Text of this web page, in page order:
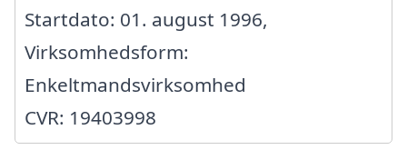
Startdato: 01. august 1996,
Virksomhedsform:
Enkeltmandsvirksomhed
CVR: 19403998